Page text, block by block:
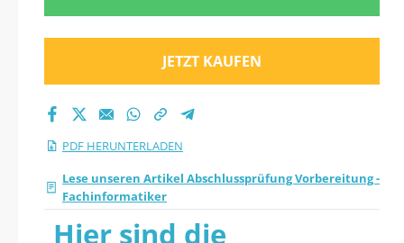
JETZT KAUFEN
PDF HERUNTERLADEN
Lese unseren Artikel Abschlussprüfung Vorbereitung -
Fachinformatiker
Hier sind die